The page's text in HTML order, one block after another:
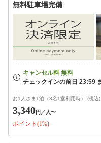
無料駐車場完備
お1人さま1泊（3名1室利用時） (税込)
3,340円 ／人〜
ポイント(1%)